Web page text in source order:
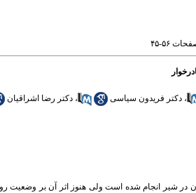
، دکتر فریدون سیاسی ، دکتر رضا اشراقیان
شیر انجام شده است ولی هنوز اثر آن بر وضعیت